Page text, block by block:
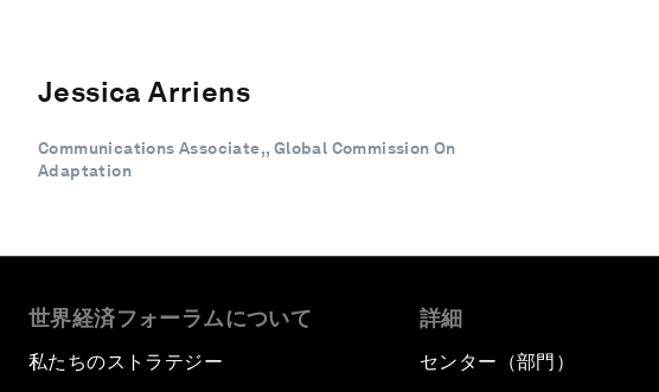
Jessica Arriens
Communications Associate,, Global Commission On
Adaptation
世界経済フォーラムについて
私たちのストラテジー
詳細
センター（部門）